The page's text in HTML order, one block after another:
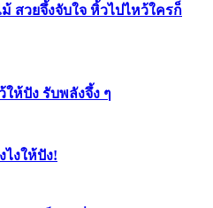
สวยจึ้งจับใจ หิ้วไปไหว้ใครก็
ให้ปัง รับพลังจึ้ง ๆ
ไงให้ปัง!